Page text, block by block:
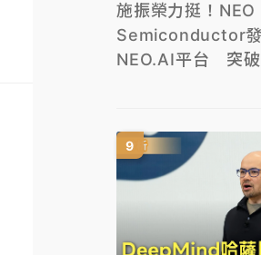
施振榮力挺！NEO
Semiconductor
NEO.AI平台 突